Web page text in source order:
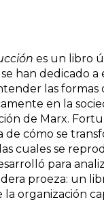
es un libro
se han dedicado
las
en la
de Marx.
cómo se
cuales se
para
proeza: un
la organización